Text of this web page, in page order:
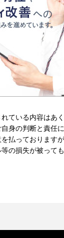
ている内容はあ
身の判断と責任
払っております
の損失が被って